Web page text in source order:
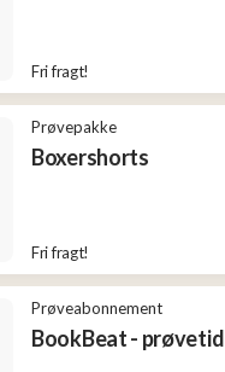
Fri fragt!
Prøvepakke
Boxershorts
Fri fragt!
Prøveabonnement
BookBeat - prøvetid